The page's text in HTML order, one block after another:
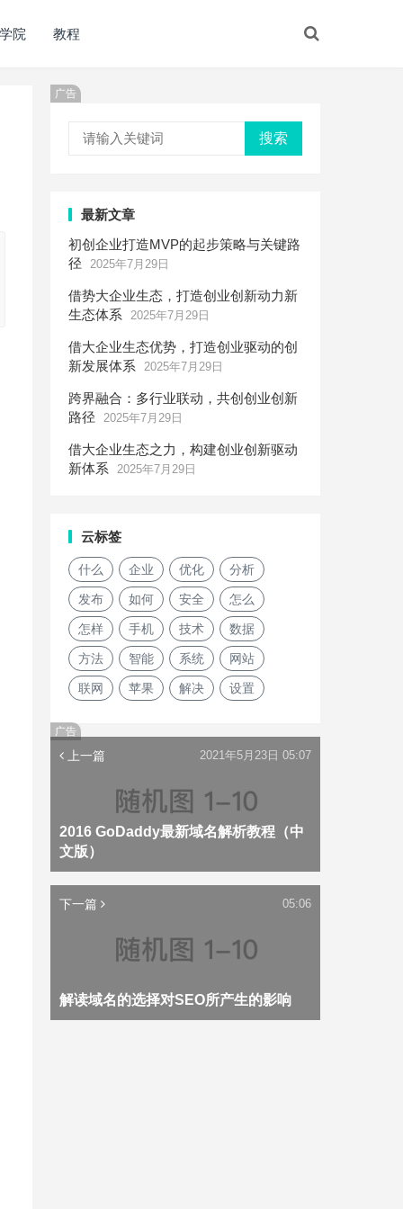
院 教程
广告
搜索
最新文章
初创企业打造MVP的起步策略与关键路
径
2025年7月29日
借势大企业生态，打造创业创新动力新
生态体系
2025年7月29日
借大企业生态优势，打造创业驱动的创
新发展体系
2025年7月29日
跨界融合：多行业联动，共创创业创新
路径
2025年7月29日
借大企业生态之力，构建创业创新驱动
新体系
2025年7月29日
云标签
什么 企业 优化 分析
发布 如何 安全 怎么
怎样 手机 技术 数据
方法 智能 系统 网站
联网 苹果 解决 设置
广告
上一篇
2016 GoDaddy最新域名解析教程（中
文版）
2021年5月23日 05:07
下一篇
解读域名的选择对SEO所产生的影响
05:06